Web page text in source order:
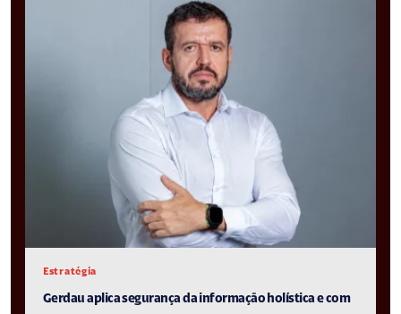
Estratégia
Gerdau aplica segurança da informação holística e com